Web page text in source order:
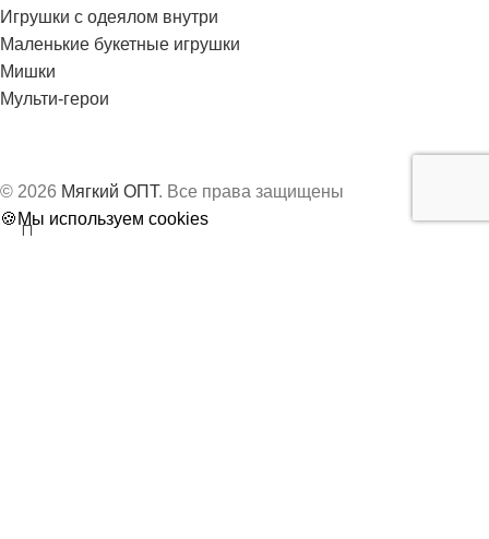
Игрушки с одеялом внутри
Маленькие букетные игрушки
Мишки
Мульти-герои
© 2026 Мягкий ОПТ. Все права защищены
🍪Мы используем cookies